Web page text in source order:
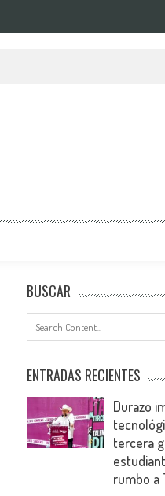
BUSCAR
ENTRADAS RECIENTES
Durazo
tercera
rumbo a